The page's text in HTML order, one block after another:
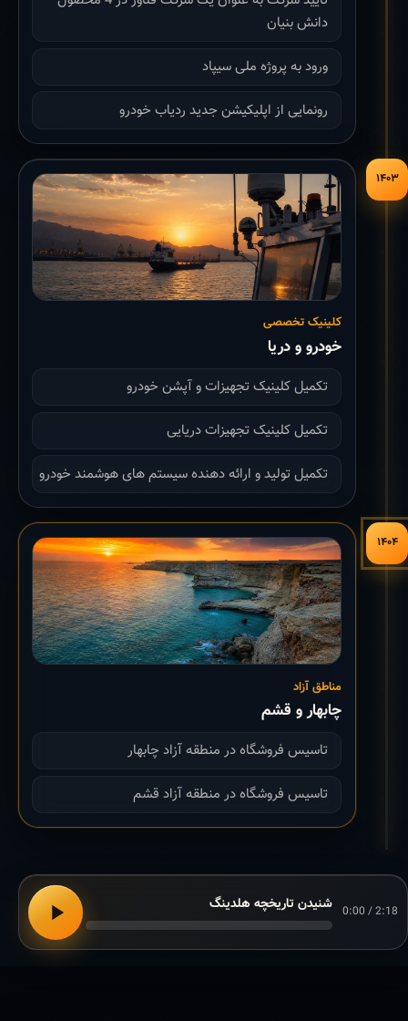
دانش بنیان
ورود به پروژه ملی سیپاد
رونمایی از اپلیکیشن جدید ردیاب خودرو
۱۴۰۳
کلینیک تخصصی
خودرو و دریا
تکمیل کلینیک تجهیزات و آپشن خودرو
تکمیل کلینیک تجهیزات دریایی
تکمیل تولید و ارائه دهنده سیستم های هوشمند خودرو
۱۴۰۴
مناطق آزاد
چابهار و قشم
تاسیس فروشگاه در منطقه آزاد چابهار
تاسیس فروشگاه در منطقه آزاد قشم
0:00 / 2:18 شنیدن تاریخچه هلدینگ